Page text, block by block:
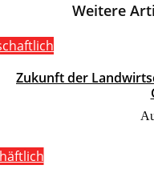
Weitere
Zukunft der